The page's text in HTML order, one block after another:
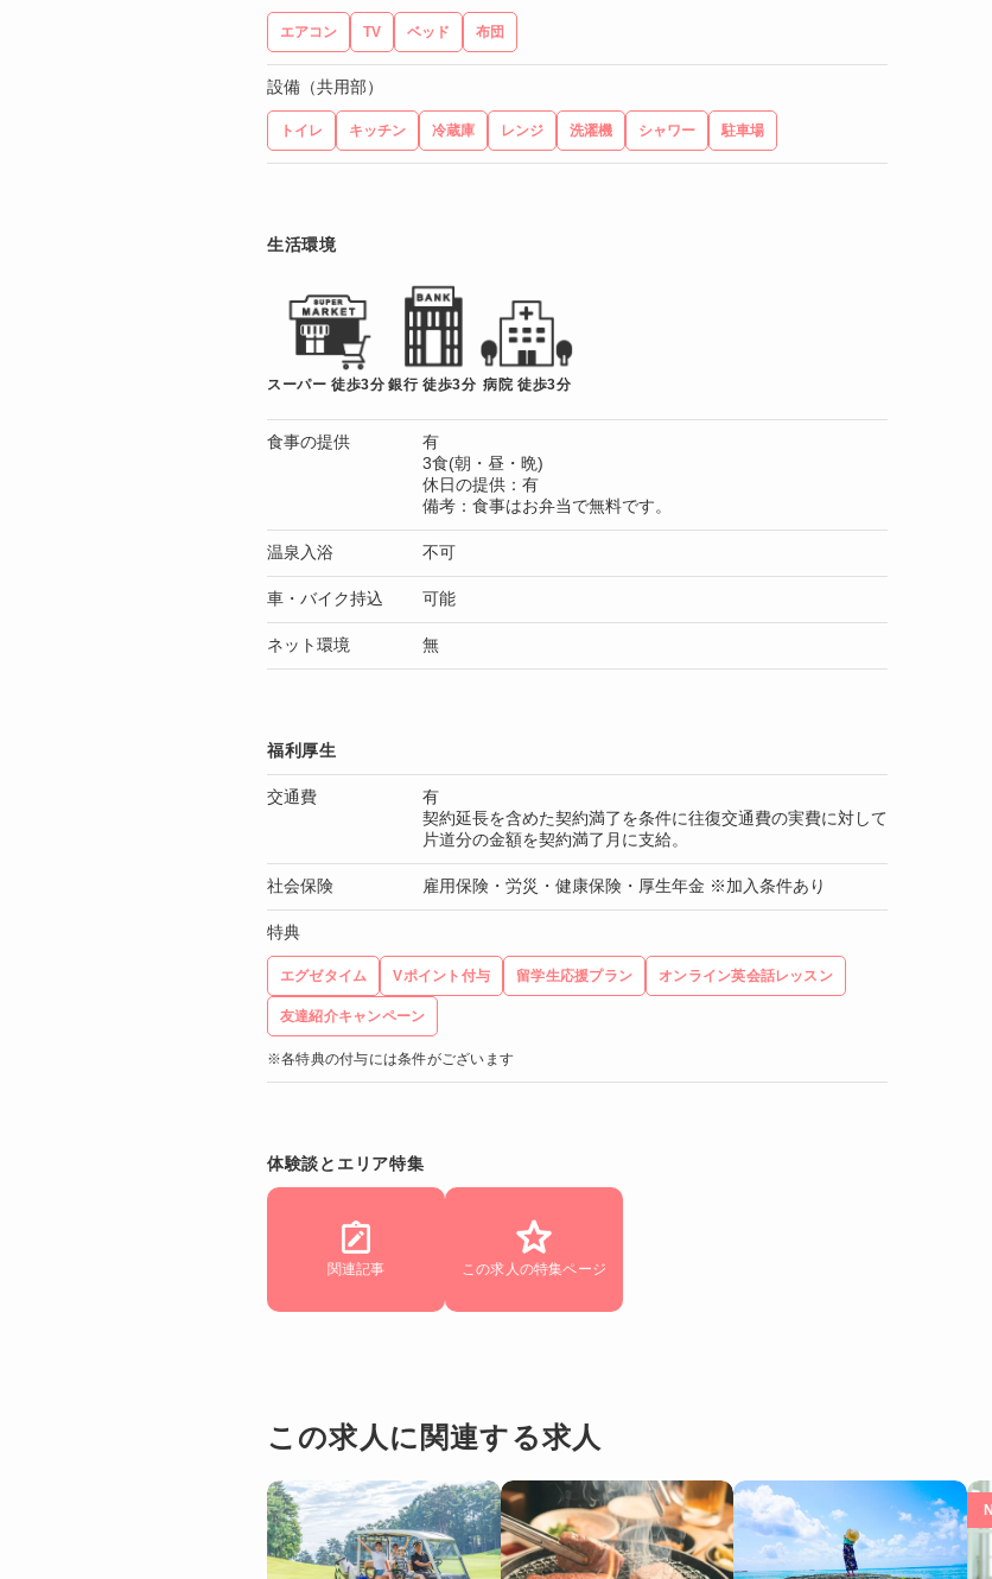
エアコン TV ベッド 布団
設備（共用部）
トイレ キッチン 冷蔵庫 レンジ 洗濯機 シャワー 駐車場
生活環境
スーパー 徒歩3分 銀行 徒歩3分 病院 徒歩3分
食事の提供
有
3食(朝・昼・晩)
休日の提供：有
備考：食事はお弁当で無料です。
温泉入浴 不可
車・バイク持込 可能
ネット環境 無
福利厚生
交通費
有
契約延長を含めた契約満了を条件に往復交通費の実費に対して
片道分の金額を契約満了月に支給。
社会保険 雇用保険・労災・健康保険・厚生年金 ※加入条件あり
特典
エグゼタイム Vポイント付与 留学生応援プラン オンライン英会話レッスン
友達紹介キャンペーン
※各特典の付与には条件がございます
体験談とエリア特集
関連記事 この求人の特集ページ
この求人に関連する求人